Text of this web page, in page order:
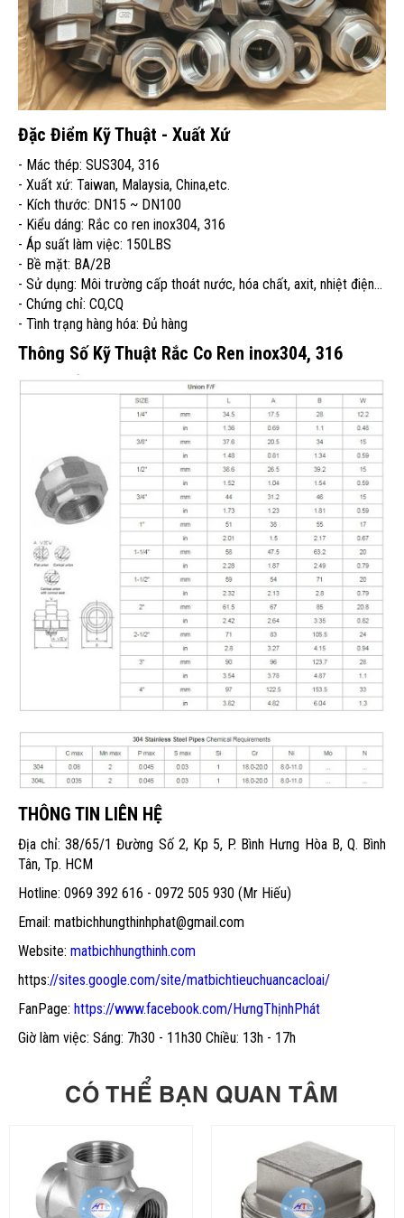
Đặc Điểm Kỹ Thuật - Xuất Xứ
- Mác thép: SUS304, 316
- Xuất xứ: Taiwan, Malaysia, China,etc.
- Kích thước: DN15 ~ DN100
- Kiểu dáng: Rắc co ren inox304, 316
- Áp suất làm việc: 150LBS
- Bề mặt: BA/2B
- Sử dụng: Môi trường cấp thoát nước, hóa chất, axit, nhiệt điện...
- Chứng chỉ: CO,CQ
- Tình trạng hàng hóa: Đủ hàng
Thông Số Kỹ Thuật Rắc Co Ren inox304, 316
THÔNG TIN LIÊN HỆ
Địa chỉ: 38/65/1 Đường Số 2, Kp 5, P. Bình Hưng Hòa B, Q. Bình
Tân, Tp. HCM
Hotline: 0969 392 616 - 0972 505 930 (Mr Hiếu)
Email: matbichhungthinhphat@gmail.com
Website: matbichhungthinh.com
https://sites.google.com/site/matbichtieuchuancacloai/
FanPage: https://www.facebook.com/HưngThịnhPhát
Giờ làm việc: Sáng: 7h30 - 11h30 Chiều: 13h - 17h
CÓ THỂ BẠN QUAN TÂM